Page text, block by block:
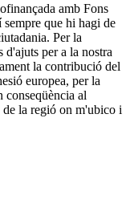
amb Fons
que hi hagi de
Per la
d'ajuts per a la nostra
la contribució del
europea, per la
conseqüència al
la regió on m'ubico i